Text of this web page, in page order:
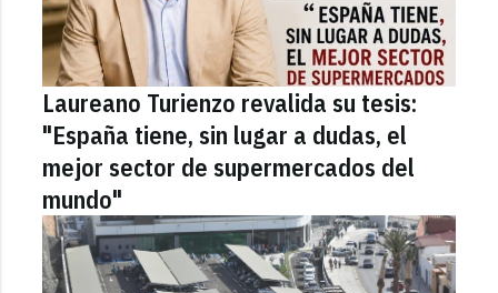
Laureano Turienzo revalida su tesis:
"España tiene, sin lugar a dudas, el
mejor sector de supermercados del
mundo"